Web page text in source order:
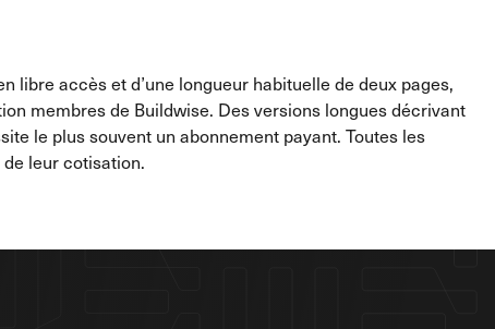
libre accès et d’une longueur habituelle de deux pages,
membres de Buildwise. Des versions longues décrivant
le plus souvent un abonnement payant. Toutes les
leur cotisation.